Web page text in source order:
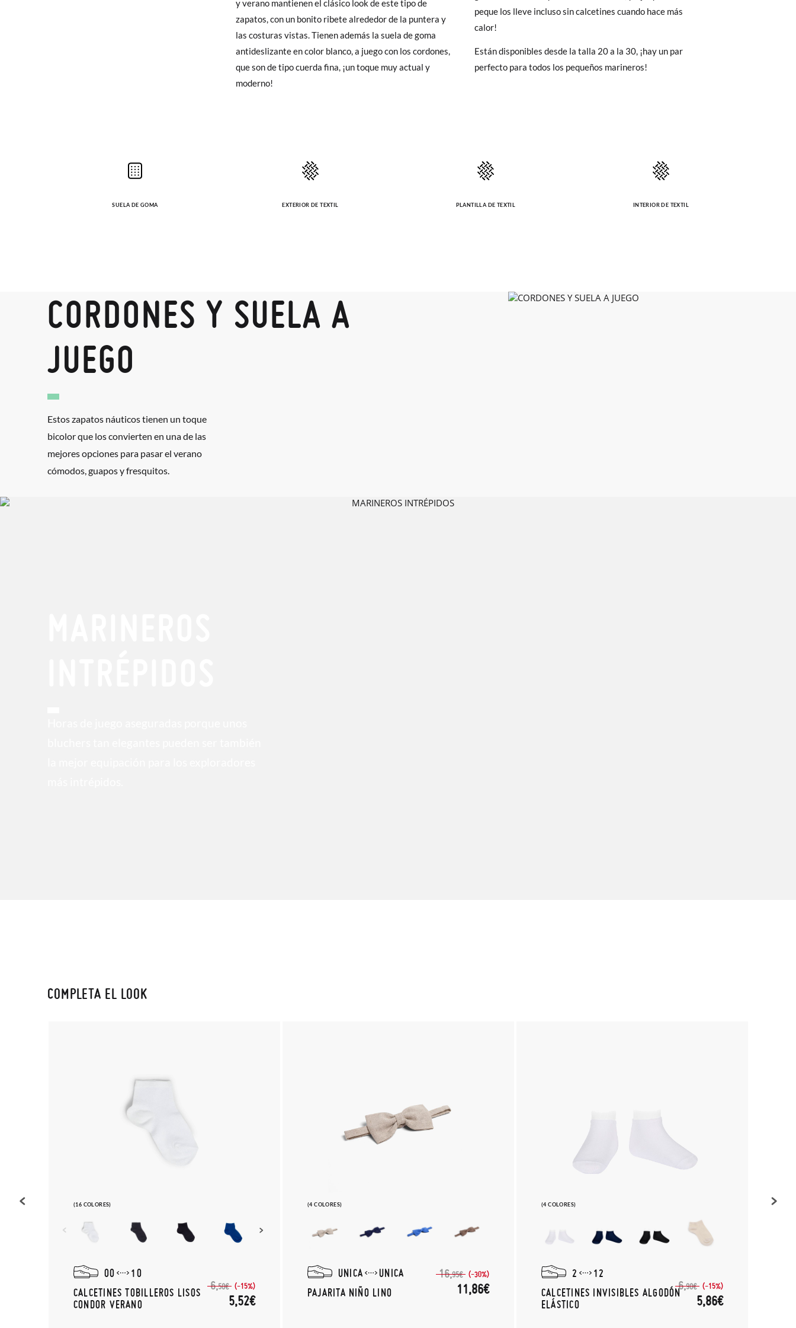
y verano mantienen el clásico look de este tipo de
zapatos, con un bonito ribete alrededor de la puntera y
las costuras vistas. Tienen además la suela de goma
antideslizante en color blanco, a juego con los cordones,
que son de tipo cuerda fina, ¡un toque muy actual y
moderno!
peque los lleve incluso sin calcetines cuando hace más
calor!
Están disponibles desde la talla 20 a la 30, ¡hay un par
perfecto para todos los pequeños marineros!
elijas, y si cuando te lleguen no te valen, sólo tienes que entrar en la secciónCambios & Devolucionesde nuestra web
para enviarnos la petición de cambio. Nuestro equipo Atención al Cliente se encargará de todo: te mandaremos otra
talla y te recogeremos la primera, sin gastos, en unos pocos días!
En caso de que no quieras Cambio sino Devolución, también serán gratuitas, ¡no tienes que preocuparte por nada!
CM 12,1 13,0 13,7 14,2 14,9 15,6 16,3 16,9 17,4 18,1 18,9
SUELA DE GOMA EXTERIOR DE TEXTIL PLANTILLA DE TEXTIL INTERIOR DE TEXTIL
CORDONES Y SUELA A
JUEGO
Estos zapatos náuticos tienen un toque
bicolor que los convierten en una de las
mejores opciones para pasar el verano
cómodos, guapos y fresquitos.
COMPLETA EL LOOK
(16 COLORES)
00
10
CALCETINES TOBILLEROS LISOS
CONDOR VERANO
6,50€ (-15%)
5,52€
(4 COLORES)
UNICA
UNICA
PAJARITA NIÑO LINO
16,95€ (-30%)
11,86€
(4 COLORES)
2
12
CALCETINES INVISIBLES ALGODÓN
ELÁSTICO
6,90€ (-15%)
5,86€
(1